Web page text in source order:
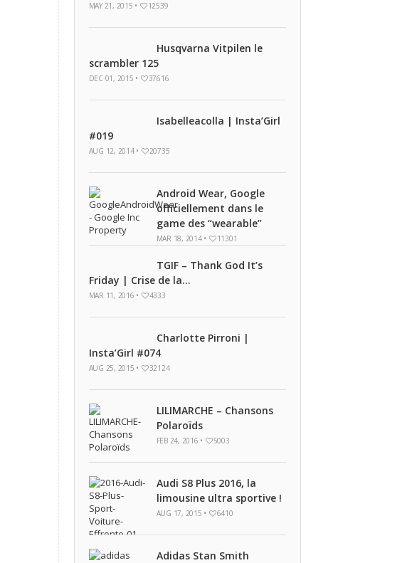
MAY 21, 2015 • 12539
Husqvarna Vitpilen le
scrambler 125
DEC 01, 2015 • 37616
Isabelleacolla | Insta’Girl
#019
AUG 12, 2014 • 20735
Android Wear, Google
officiellement dans le
game des “wearable”
MAR 18, 2014 • 11301
TGIF – Thank God It’s
Friday | Crise de la...
MAR 11, 2016 • 4333
Charlotte Pirroni |
Insta’Girl #074
AUG 25, 2015 • 32124
LILIMARCHE – Chansons
Polaroïds
FEB 24, 2016 • 5003
Audi S8 Plus 2016, la
limousine ultra sportive !
AUG 17, 2015 • 6410
Adidas Stan Smith